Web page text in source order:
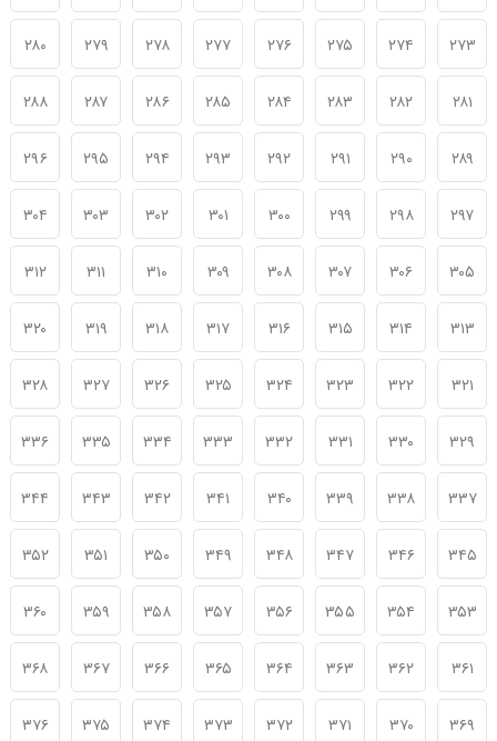
۲۷۳ ۲۷۴ ۲۷۵ ۲۷۶ ۲۷۷ ۲۷۸ ۲۷۹ ۲۸۰
۲۸۱ ۲۸۲ ۲۸۳ ۲۸۴ ۲۸۵ ۲۸۶ ۲۸۷ ۲۸۸
۲۸۹ ۲۹۰ ۲۹۱ ۲۹۲ ۲۹۳ ۲۹۴ ۲۹۵ ۲۹۶
۲۹۷ ۲۹۸ ۲۹۹ ۳۰۰ ۳۰۱ ۳۰۲ ۳۰۳ ۳۰۴
۳۰۵ ۳۰۶ ۳۰۷ ۳۰۸ ۳۰۹ ۳۱۰ ۳۱۱ ۳۱۲
۳۱۳ ۳۱۴ ۳۱۵ ۳۱۶ ۳۱۷ ۳۱۸ ۳۱۹ ۳۲۰
۳۲۱ ۳۲۲ ۳۲۳ ۳۲۴ ۳۲۵ ۳۲۶ ۳۲۷ ۳۲۸
۳۲۹ ۳۳۰ ۳۳۱ ۳۳۲ ۳۳۳ ۳۳۴ ۳۳۵ ۳۳۶
۳۳۷ ۳۳۸ ۳۳۹ ۳۴۰ ۳۴۱ ۳۴۲ ۳۴۳ ۳۴۴
۳۴۵ ۳۴۶ ۳۴۷ ۳۴۸ ۳۴۹ ۳۵۰ ۳۵۱ ۳۵۲
۳۵۳ ۳۵۴ ۳۵۵ ۳۵۶ ۳۵۷ ۳۵۸ ۳۵۹ ۳۶۰
۳۶۱ ۳۶۲ ۳۶۳ ۳۶۴ ۳۶۵ ۳۶۶ ۳۶۷ ۳۶۸
۳۶۹ ۳۷۰ ۳۷۱ ۳۷۲ ۳۷۳ ۳۷۴ ۳۷۵ ۳۷۶